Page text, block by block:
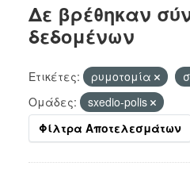
Δε βρέθηκαν
δεδομένων
Ετικέτες: ρυμοτομία
Ομάδες:
sxedio-polis
Φίλτρα Αποτελεσμάτων